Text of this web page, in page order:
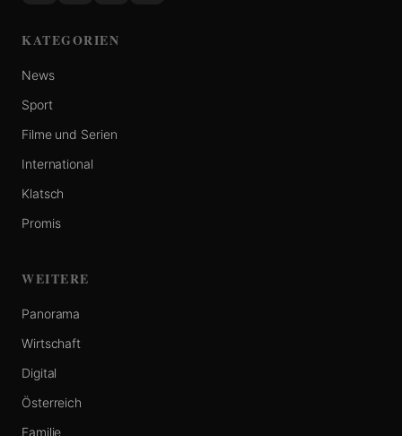
KATEGORIEN
News
Sport
Filme und Serien
International
Klatsch
Promis
WEITERE
Panorama
Wirtschaft
Digital
Österreich
Familie